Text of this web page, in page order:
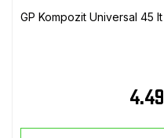
GP Kompozit Universal 45